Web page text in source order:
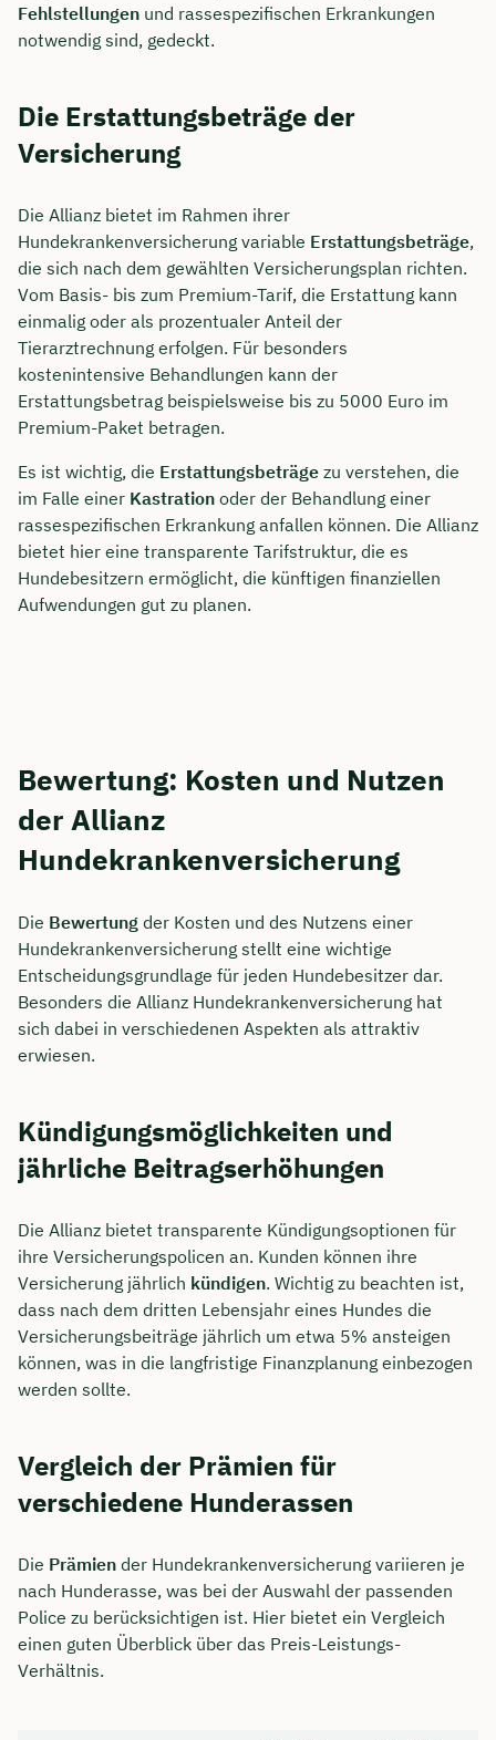
Fehlstellungen und rassespezifischen Erkrankungen
notwendig sind, gedeckt.
Die Erstattungsbeträge der
Versicherung
Die Allianz bietet im Rahmen ihrer
Hundekrankenversicherung variable Erstattungsbeträge,
die sich nach dem gewählten Versicherungsplan richten.
Vom Basis- bis zum Premium-Tarif, die Erstattung kann
einmalig oder als prozentualer Anteil der
Tierarztrechnung erfolgen. Für besonders
kostenintensive Behandlungen kann der
Erstattungsbetrag beispielsweise bis zu 5000 Euro im
Premium-Paket betragen.
Es ist wichtig, die Erstattungsbeträge zu verstehen, die
im Falle einer Kastration oder der Behandlung einer
rassespezifischen Erkrankung anfallen können. Die Allianz
bietet hier eine transparente Tarifstruktur, die es
Hundebesitzern ermöglicht, die künftigen finanziellen
Aufwendungen gut zu planen.
Bewertung: Kosten und Nutzen
der Allianz
Hundekrankenversicherung
Die Bewertung der Kosten und des Nutzens einer
Hundekrankenversicherung stellt eine wichtige
Entscheidungsgrundlage für jeden Hundebesitzer dar.
Besonders die Allianz Hundekrankenversicherung hat
sich dabei in verschiedenen Aspekten als attraktiv
erwiesen.
Kündigungsmöglichkeiten und
jährliche Beitragserhöhungen
Die Allianz bietet transparente Kündigungsoptionen für
ihre Versicherungspolicen an. Kunden können ihre
Versicherung jährlich kündigen. Wichtig zu beachten ist,
dass nach dem dritten Lebensjahr eines Hundes die
Versicherungsbeiträge jährlich um etwa 5% ansteigen
können, was in die langfristige Finanzplanung einbezogen
werden sollte.
Vergleich der Prämien für
verschiedene Hunderassen
Die Prämien der Hundekrankenversicherung variieren je
nach Hunderasse, was bei der Auswahl der passenden
Police zu berücksichtigen ist. Hier bietet ein Vergleich
einen guten Überblick über das Preis-Leistungs-
Verhältnis.